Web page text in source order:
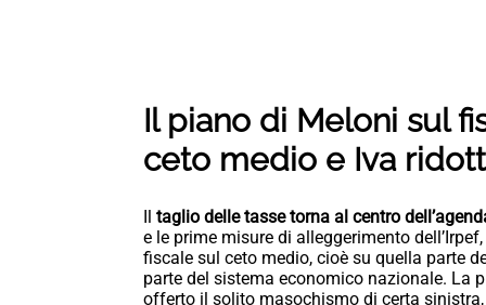
Il piano di Meloni sul
ceto medio e Iva
Il taglio delle tasse torna al centro
e le prime misure di alleggerimento
fiscale sul ceto medio, cioè su quella parte
parte del sistema economico nazionale. La
offerto il solito masochismo di certa